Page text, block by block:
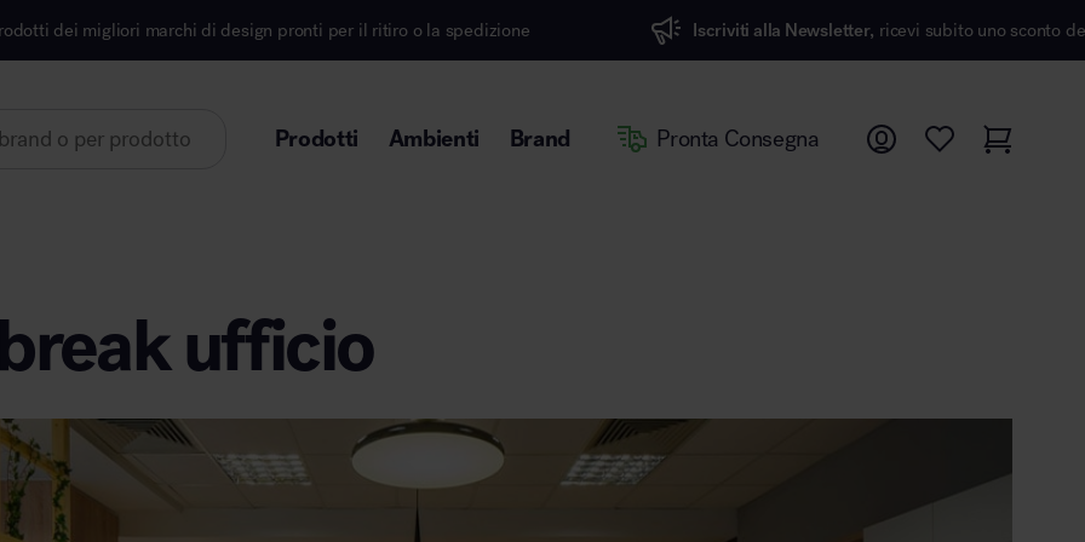
marchi di design pronti per il ritiro o la spedizione Iscriviti alla Newsletter, ricevi subito uno sconto del 7%
Prodotti Ambienti Brand Pronta Consegna
Area direzionale
ufficio